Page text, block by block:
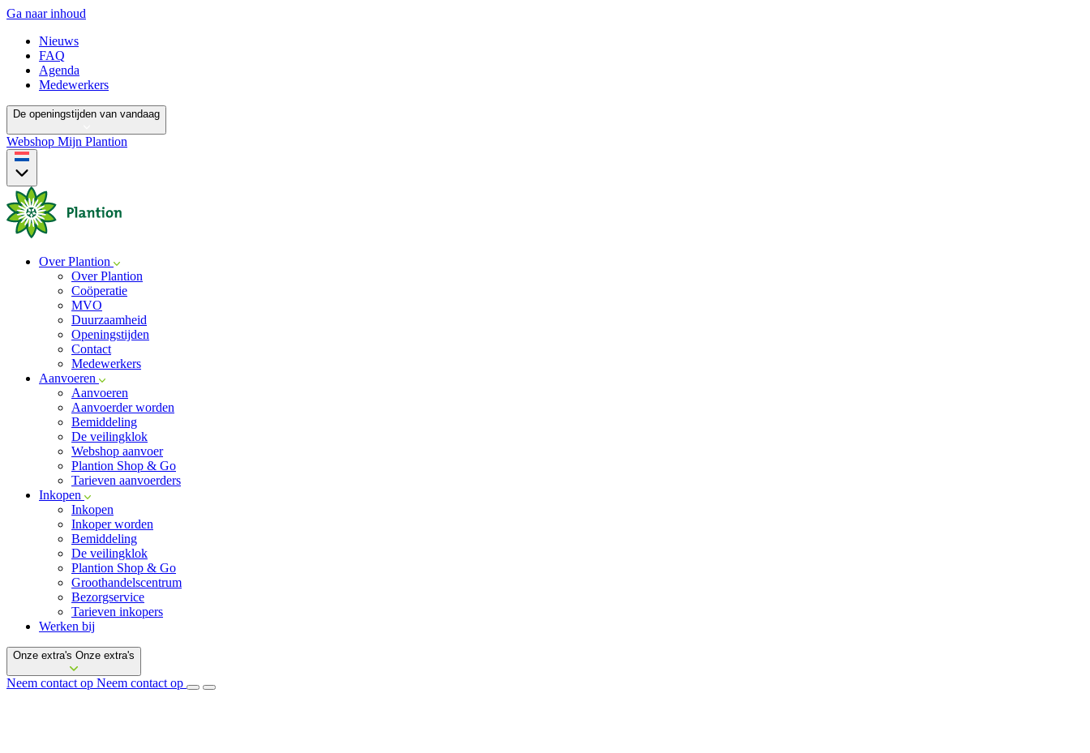
Ga naar inhoud
Nieuws
FAQ
Agenda
Medewerkers
De openingstijden van vandaag
Webshop Mijn Plantion
Over Plantion
Over Plantion
Coöperatie
MVO
Duurzaamheid
Openingstijden
Contact
Medewerkers
Aanvoeren
Aanvoeren
Aanvoerder worden
Bemiddeling
De veilingklok
Webshop aanvoer
Plantion Shop & Go
Tarieven aanvoerders
Inkopen
Inkopen
Inkoper worden
Bemiddeling
De veilingklok
Plantion Shop & Go
Groothandelscentrum
Bezorgservice
Tarieven inkopers
Werken bij
Onze extra's Onze extra's
Neem contact op Neem contact op